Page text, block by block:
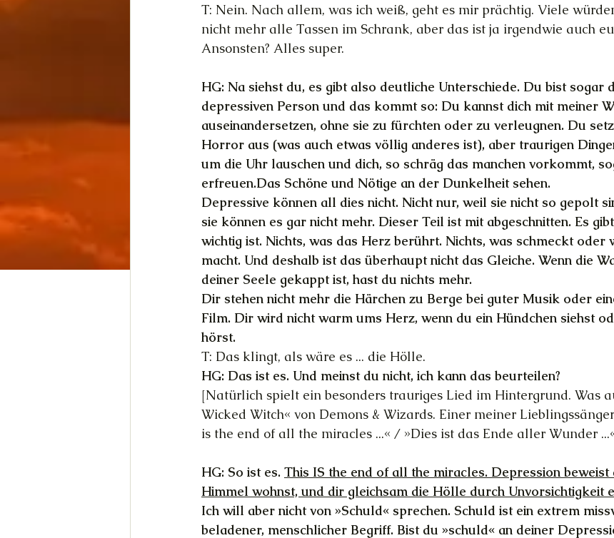
T: Nein. Nach allem, was ich weiß, geht es mir prächtig. Viele
nicht mehr alle Tassen im Schrank, aber das ist ja irgendwie auch
Ansonsten? Alles super.
HG: Na siehst du, es gibt also deutliche Unterschiede. Du bist sogar
depressiven Person und das kommt so: Du kannst dich mit meiner
auseinandersetzen, ohne sie zu fürchten oder zu verleugnen. Du
Horror aus (was auch etwas völlig anderes ist), aber traurigen
um die Uhr lauschen und dich, so schräg das manchen vorkommt,
erfreuen.Das Schöne und Nötige an der Dunkelheit sehen.
Depressive können all dies nicht. Nicht nur, weil sie nicht so gepolt
sie können es gar nicht mehr. Dieser Teil ist mit abgeschnitten. Es
wichtig ist. Nichts, was das Herz berührt. Nichts, was schmeckt oder
macht. Und deshalb ist das überhaupt nicht das Gleiche. Wenn die
deiner Seele gekappt ist, hast du nichts mehr.
Dir stehen nicht mehr die Härchen zu Berge bei guter Musik oder
Film. Dir wird nicht warm ums Herz, wenn du ein Hündchen siehst
hörst.
T: Das klingt, als wäre es ... die Hölle.
HG: Das ist es. Und meinst du nicht, ich kann das beurteilen?
[Natürlich spielt ein besonders trauriges Lied im Hintergrund. Was
Wicked Witch« von Demons & Wizards. Einer meiner
is the end of all the miracles ...« / »Dies ist das Ende aller Wunder
HG: So ist es. This IS the end of all the miracles. Depression beweist
Himmel wohnst, und dir gleichsam die Hölle durch Unvorsichtigkeit
Ich will aber nicht von »Schuld« sprechen. Schuld ist ein extrem
beladener, menschlicher Begriff. Bist du »schuld« an deiner